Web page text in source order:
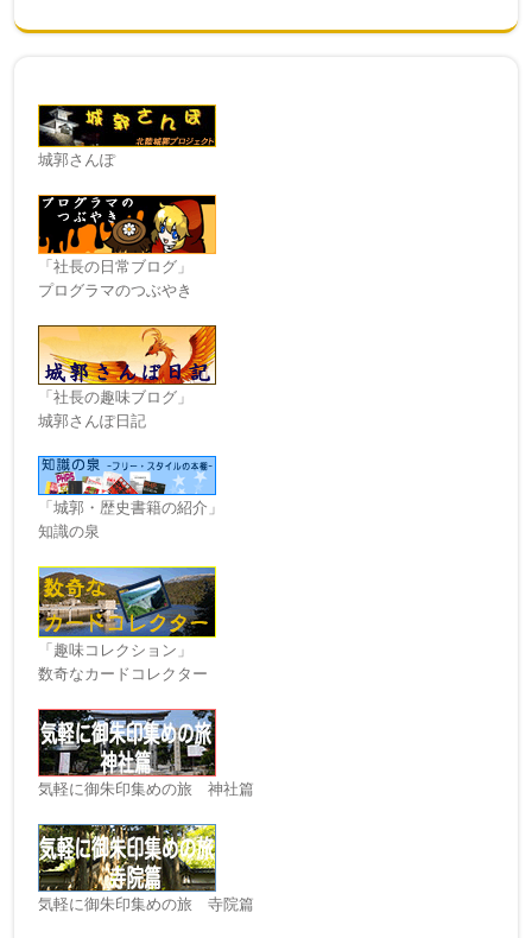
城郭さんぽ
「社長の日常ブログ」
プログラマのつぶやき
「社長の趣味ブログ」
城郭さんぽ日記
「城郭・歴史書籍の紹介」
知識の泉
「趣味コレクション」
数奇なカードコレクター
気軽に御朱印集めの旅 神社篇
気軽に御朱印集めの旅 寺院篇